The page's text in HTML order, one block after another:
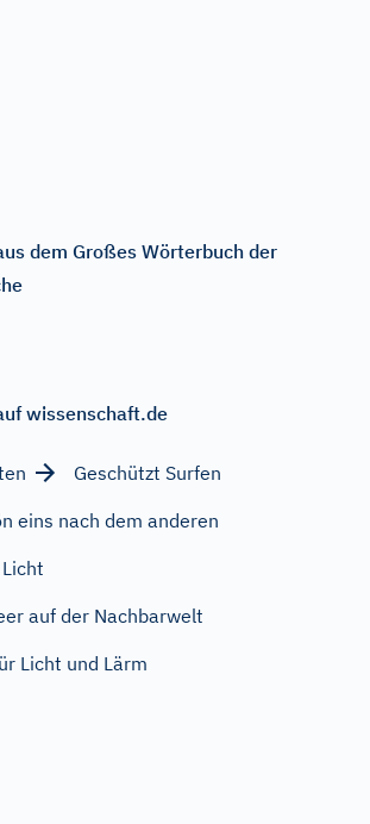
dem Großes Wörterbuch der
wissenschaft.de
Geschützt Surfen
eins nach dem anderen
auf der Nachbarwelt
Licht und Lärm